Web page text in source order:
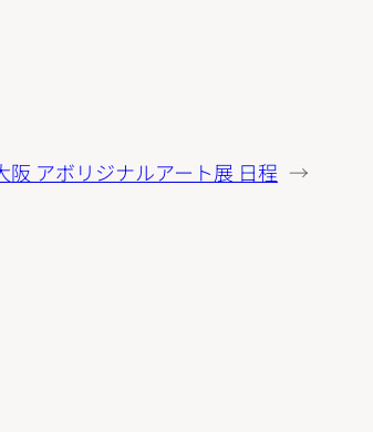
阪 アボリジナルアート展 日程 →